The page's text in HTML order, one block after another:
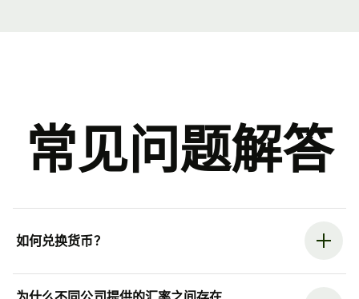
常见问题解答
如何兑换货币？